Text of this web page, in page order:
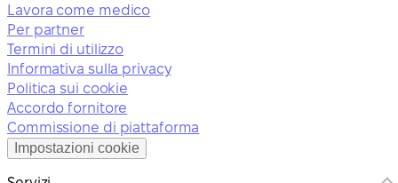
Lavora come medico
Per partner
Termini di utilizzo
Informativa sulla privacy
Politica sui cookie
Accordo fornitore
Commissione di piattaforma
Impostazioni cookie